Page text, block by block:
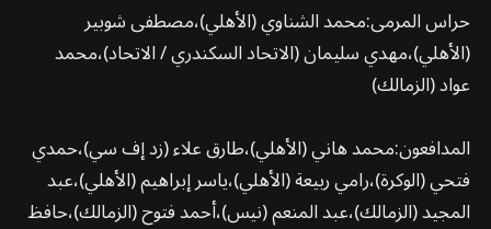
حراس المرمى:محمد الشناوي (الأهلي)،مصطفى شوبير
(الأهلي)،مهدي سليمان (الاتحاد السكندري / الاتحاد)،محمد
عواد (الزمالك)
المدافعون:محمد هاني (الأهلي)،طارق علاء (زد إف سي)،حمدي
فتحي (الوكرة)،رامي ربيعة (الأهلي)،ياسر إبراهيم (الأهلي)،عبد
المجيد (الزمالك)،عبد المنعم (نيس)،أحمد فتوح (الزمالك)،حافظ